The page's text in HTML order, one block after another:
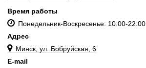
Время работы
Понедельник-Воскресенье: 10:00-22:00
Адрес
Минск, ул. Бобруйская, 6
E-mail